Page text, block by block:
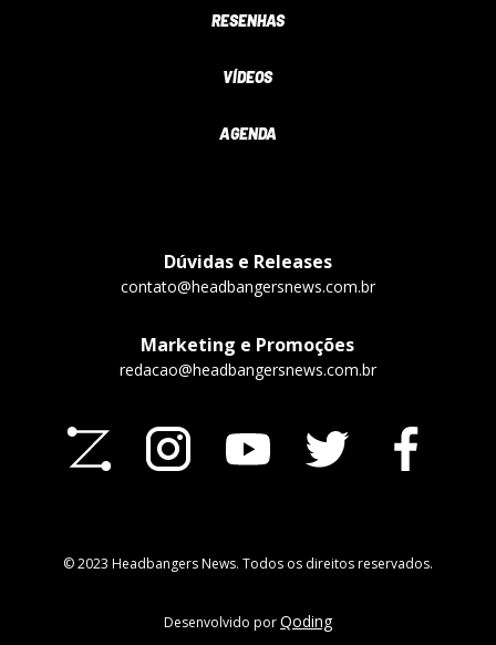
RESENHAS
VÍDEOS
AGENDA
Dúvidas e Releases
contato@headbangersnews.com.br
Marketing e Promoções
redacao@headbangersnews.com.br
© 2023 Headbangers News. Todos os direitos reservados.
Desenvolvido porQoding